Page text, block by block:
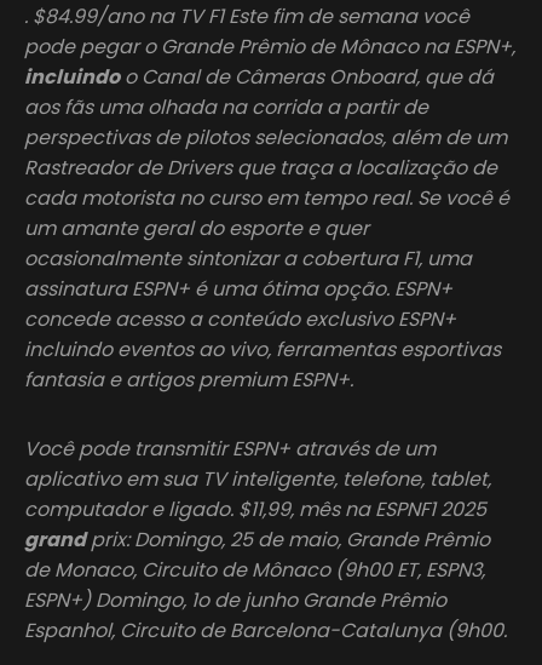
. $84.99/ano na TV F1 Este fim de semana você
pode pegar o Grande Prêmio de Mônaco na ESPN+,
incluindoo Canal de Câmeras Onboard, que dá
aos fãs uma olhada na corrida a partir de
perspectivas de pilotos selecionados, além de um
Rastreador de Drivers que traça a localização de
cada motorista no curso em tempo real. Se você é
um amante geral do esporte e quer
ocasionalmente sintonizar a cobertura F1, uma
assinatura ESPN+ é uma ótima opção. ESPN+
concede acesso a conteúdo exclusivo ESPN+
incluindo eventos ao vivo, ferramentas esportivas
fantasia e artigos premium ESPN+.
Você pode transmitir ESPN+ através de um
aplicativo em sua TV inteligente, telefone, tablet,
computador e ligado. $11,99, mês na ESPNF1 2025
grandprix: Domingo, 25 de maio, Grande Prêmio
de Monaco, Circuito de Mônaco (9h00 ET, ESPN3,
ESPN+) Domingo, 1o de junho Grande Prêmio
Espanhol, Circuito de Barcelona-Catalunya (9h00.